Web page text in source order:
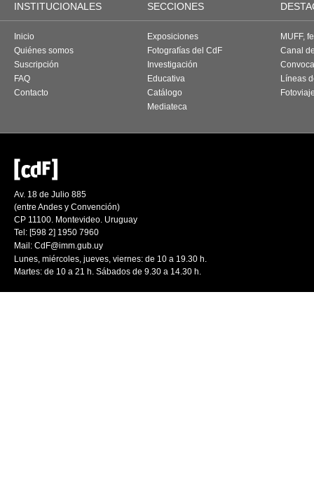
INSTITUCIONALES SECCIONES
Inicio
Quiénes somos
Suscripción
FAQ
Contacto
Exposiciones
Fotografías del CdF
Investigación
Educativa
Catálogo
Mediateca
MUFF,
Canal
Líneas
Av. 18 de Julio 885
(entre Andes y Convención)
CP 11100. Montevideo. Uruguay
Tel: [598 2] 1950 7960
Mail: CdF@imm.gub.uy
Lunes, miércoles, jueves, viernes: de 10 a 19.30 h.
Martes: de 10 a 21 h. Sábados de 9.30 a 14.30 h.